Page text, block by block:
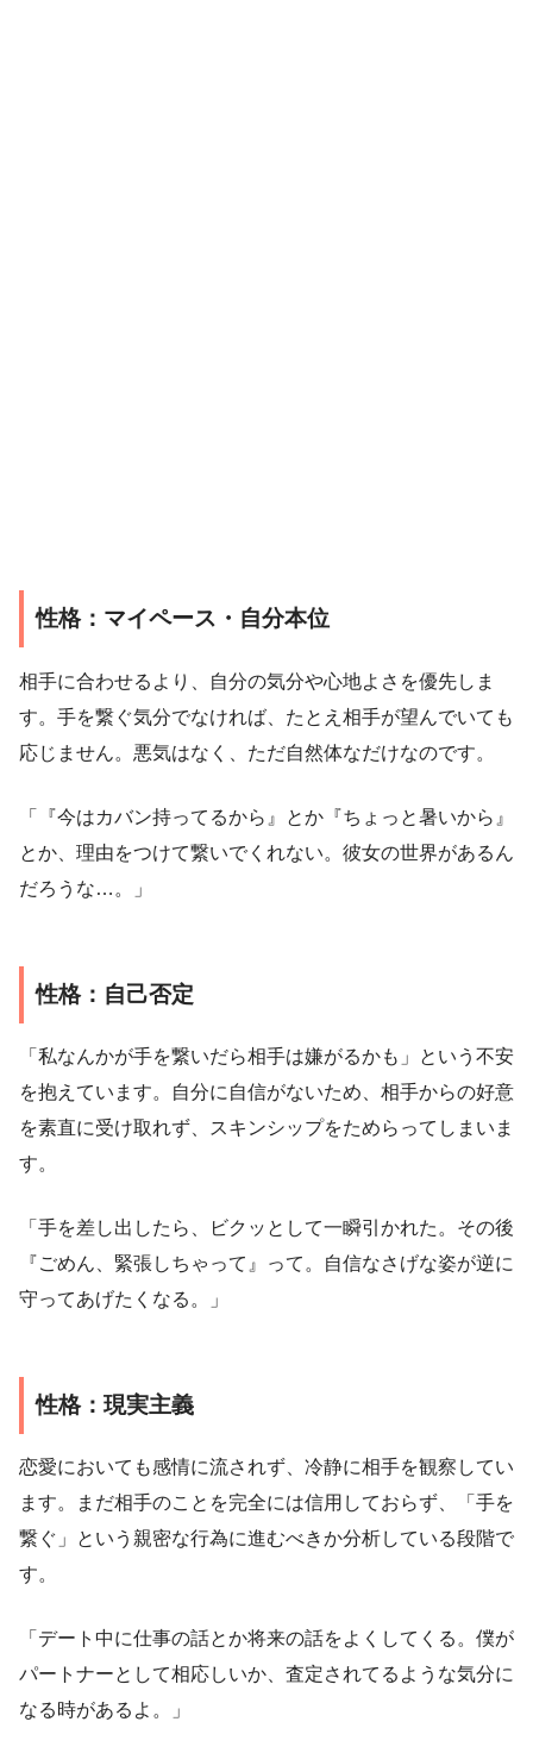
性格：マイペース・自分本位
相手に合わせるより、自分の気分や心地よさを優先しま
す。手を繋ぐ気分でなければ、たとえ相手が望んでいても
応じません。悪気はなく、ただ自然体なだけなのです。
「『今はカバン持ってるから』とか『ちょっと暑いから』
とか、理由をつけて繋いでくれない。彼女の世界があるん
だろうな…。」
性格：自己否定
「私なんかが手を繋いだら相手は嫌がるかも」という不安
を抱えています。自分に自信がないため、相手からの好意
を素直に受け取れず、スキンシップをためらってしまいま
す。
「手を差し出したら、ビクッとして一瞬引かれた。その後
『ごめん、緊張しちゃって』って。自信なさげな姿が逆に
守ってあげたくなる。」
性格：現実主義
恋愛においても感情に流されず、冷静に相手を観察してい
ます。まだ相手のことを完全には信用しておらず、「手を
繋ぐ」という親密な行為に進むべきか分析している段階で
す。
「デート中に仕事の話とか将来の話をよくしてくる。僕が
パートナーとして相応しいか、査定されてるような気分に
なる時があるよ。」